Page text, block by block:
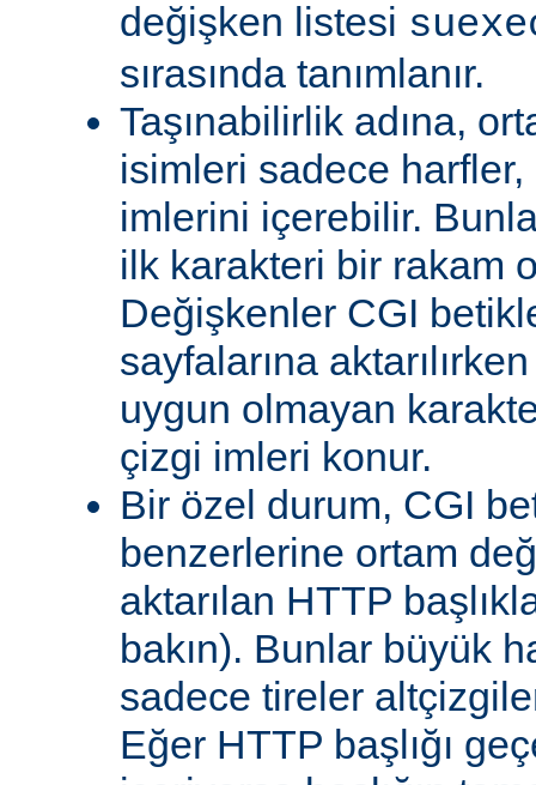
değişken listesi
sırasında tanımlanır.
Taşınabilirlik adına,
isimleri sadece
imlerini içerebilir.
ilk karakteri bir rakam
Değişkenler CGI
sayfalarına
uygun olmayan
çizgi imleri konur.
Bir özel durum, CGI
benzerlerine ortam
aktarılan HTTP
bakın). Bunlar büyük
sadece tireler
Eğer HTTP başlığı